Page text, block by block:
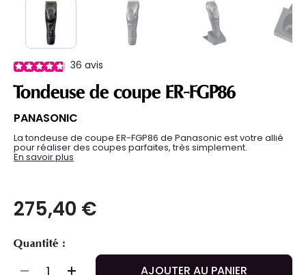
36 avis
Tondeuse de coupe ER-FGP86
PANASONIC
La tondeuse de coupe ER-FGP86 de Panasonic est votre allié
pour réaliser des coupes parfaites, très simplement.
En savoir plus
275,40 €
Quantité :
AJOUTER AU PANIER